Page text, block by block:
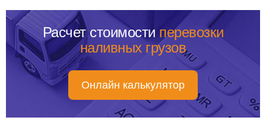
Расчет стоимости перевозки
наливных грузов
Онлайн калькулятор